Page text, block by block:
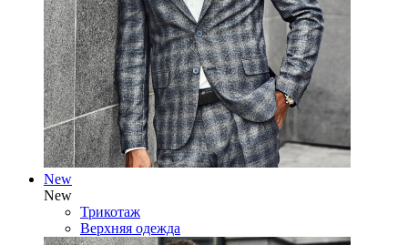
New
New
Трикотаж
Верхняя одежда